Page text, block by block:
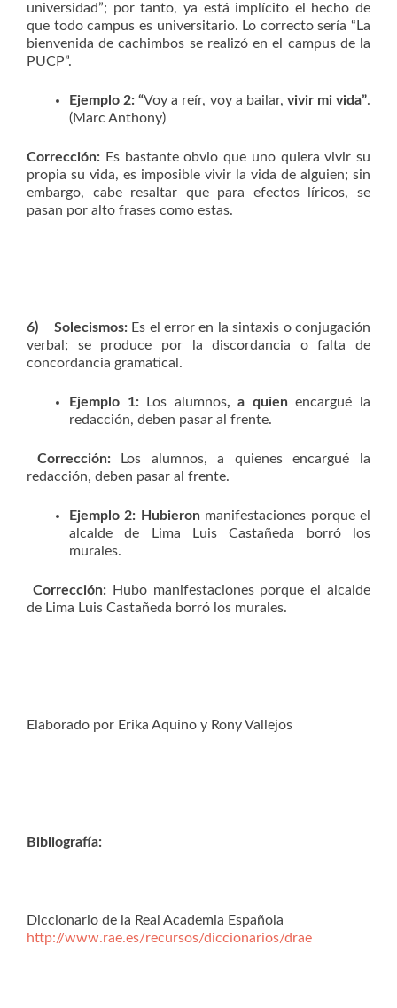
universidad”; por tanto, ya está implícito el hecho de
que todo campus es universitario. Lo correcto sería “La
bienvenida de cachimbos se realizó en el campus de la
PUCP”.
Ejemplo 2: “Voy a reír, voy a bailar, vivir mi vida”.
(Marc Anthony)
Corrección: Es bastante obvio que uno quiera vivir su
propia su vida, es imposible vivir la vida de alguien; sin
embargo, cabe resaltar que para efectos líricos, se
pasan por alto frases como estas.
6) Solecismos:Es el error en la sintaxis o conjugación
verbal; se produce por la discordancia o falta de
concordancia gramatical.
Ejemplo 1: Los alumnos, a quienencargué la
redacción, deben pasar al frente.
Corrección:
Los alumnos, a quienes encargué la
redacción, deben pasar al frente.
Ejemplo 2: Hubieronmanifestaciones porque el
alcalde de Lima Luis Castañeda borró los
murales.
Corrección:
Hubo manifestaciones porque el alcalde
de Lima Luis Castañeda borró los murales.
Elaborado por Erika Aquino y Rony Vallejos
Bibliografía:
Diccionario de la Real Academia Española
http://www.rae.es/recursos/diccionarios/drae